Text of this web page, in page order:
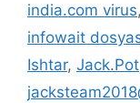
india.com virus,
infowait
Ishtar, Jack.Pot